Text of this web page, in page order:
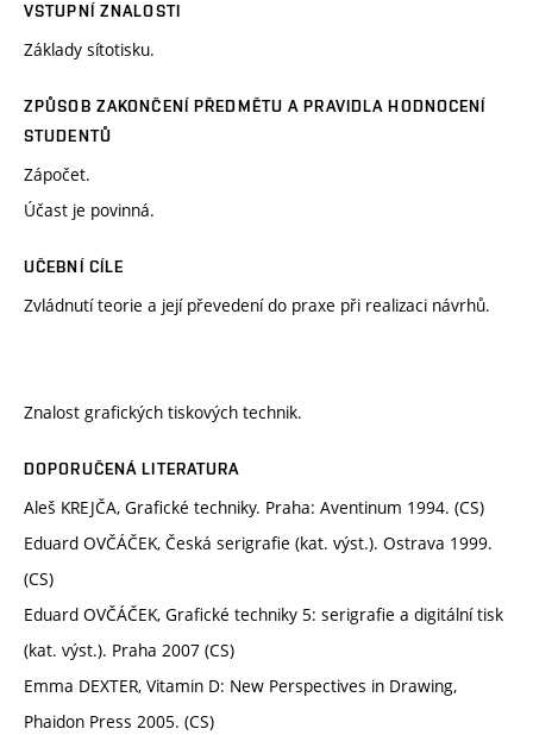
VSTUPNÍ ZNALOSTI
Základy sítotisku.
ZPŮSOB ZAKONČENÍ PŘEDMĚTU A PRAVIDLA HODNOCENÍ
STUDENTŮ
Zápočet.
Účast je povinná.
UČEBNÍ CÍLE
Zvládnutí teorie a její převedení do praxe při realizaci návrhů.
Znalost grafických tiskových technik.
DOPORUČENÁ LITERATURA
Aleš KREJČA, Grafické techniky. Praha: Aventinum 1994. (CS)
Eduard OVČÁČEK, Česká serigrafie (kat. výst.). Ostrava 1999.
(CS)
Eduard OVČÁČEK, Grafické techniky 5: serigrafie a digitální tisk
(kat. výst.). Praha 2007 (CS)
Emma DEXTER, Vitamin D: New Perspectives in Drawing,
Phaidon Press 2005. (CS)